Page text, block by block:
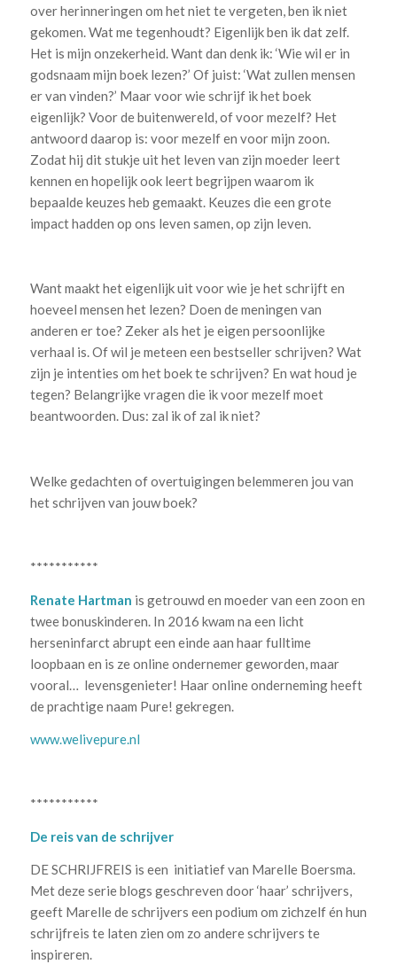
over herinneringen om het niet te vergeten, ben ik niet
gekomen. Wat me tegenhoudt? Eigenlijk ben ik dat zelf.
Het is mijn onzekerheid. Want dan denk ik: ‘Wie wil er in
godsnaam mijn boek lezen?’ Of juist: ‘Wat zullen mensen
er van vinden?’ Maar voor wie schrijf ik het boek
eigenlijk? Voor de buitenwereld, of voor mezelf? Het
antwoord daarop is: voor mezelf en voor mijn zoon.
Zodat hij dit stukje uit het leven van zijn moeder leert
kennen en hopelijk ook leert begrijpen waarom ik
bepaalde keuzes heb gemaakt. Keuzes die een grote
impact hadden op ons leven samen, op zijn leven.
Want maakt het eigenlijk uit voor wie je het schrijft en
hoeveel mensen het lezen? Doen de meningen van
anderen er toe? Zeker als het je eigen persoonlijke
verhaal is. Of wil je meteen een bestseller schrijven? Wat
zijn je intenties om het boek te schrijven? En wat houd je
tegen? Belangrijke vragen die ik voor mezelf moet
beantwoorden. Dus: zal ik of zal ik niet?
Welke gedachten of overtuigingen belemmeren jou van
het schrijven van jouw boek?
***********
Renate Hartman is getrouwd en moeder van een zoon en
twee bonuskinderen. In 2016 kwam na een licht
herseninfarct abrupt een einde aan haar fulltime
loopbaan en is ze online ondernemer geworden, maar
vooral… levensgenieter! Haar online onderneming heeft
de prachtige naam Pure! gekregen.
www.welivepure.nl
***********
De reis van de schrijver
DE SCHRIJFREIS is een initiatief van Marelle Boersma.
Met deze serie blogs geschreven door ‘haar’ schrijvers,
geeft Marelle de schrijvers een podium om zichzelf én hun
schrijfreis te laten zien om zo andere schrijvers te
inspireren.